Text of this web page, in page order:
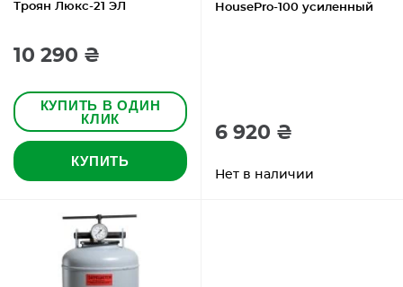
Троян Люкс-21 ЭЛ
10 290 ₴
КУПИТЬ В ОДИН
КЛИК
КУПИТЬ
HousePro-100 усиленный
6 920 ₴
Нет в наличии